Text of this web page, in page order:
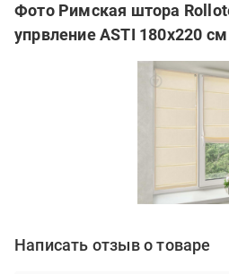
Фото Римская штора
упрвление ASTI 180x220
Написать отзыв о товаре